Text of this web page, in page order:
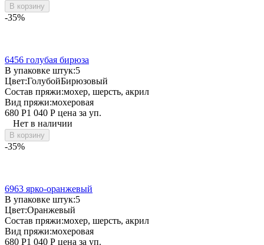
В корзину
-35%
6456 голубая бирюза
В упаковке штук:5
Цвет:ГолубойБирюзовый
Состав пряжи:мохер, шерсть, акрил
Вид пряжи:мохеровая
680 Р1 040 Р цена за уп.
Нет в наличии
В корзину
-35%
6963 ярко-оранжевый
В упаковке штук:5
Цвет:Оранжевый
Состав пряжи:мохер, шерсть, акрил
Вид пряжи:мохеровая
680 Р1 040 Р цена за уп.